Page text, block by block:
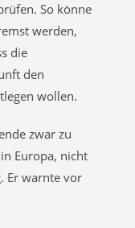
So könne
werden,
die
den
wollen.
zwar zu
Europa, nicht
Er warnte vor